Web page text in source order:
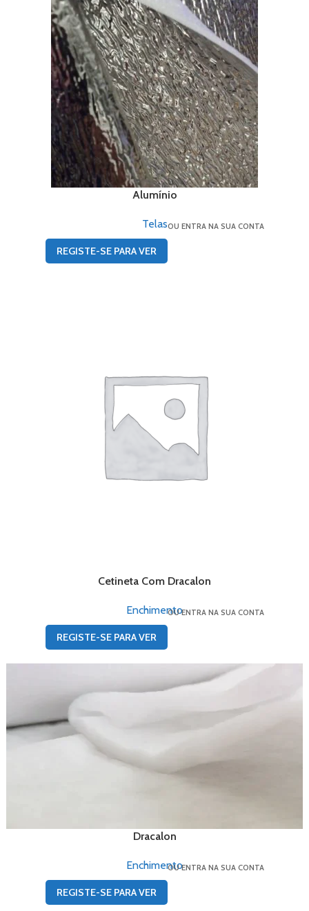
Alumínio
Telas
REGISTE-SE PARA VER
OU ENTRA NA SUA CONTA
Cetineta Com Dracalon
Enchimento
REGISTE-SE PARA VER
OU ENTRA NA SUA CONTA
Dracalon
Enchimento
REGISTE-SE PARA VER
OU ENTRA NA SUA CONTA